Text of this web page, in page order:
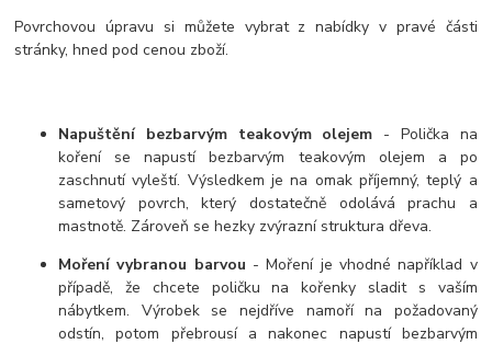
Povrchovou úpravu si můžete vybrat z nabídky v pravé části
stránky, hned pod cenou zboží.
Napuštění bezbarvým teakovým olejem - Polička na
koření se napustí bezbarvým teakovým olejem a po
zaschnutí vyleští. Výsledkem je na omak příjemný, teplý a
sametový povrch, který dostatečně odolává prachu a
mastnotě. Zároveň se hezky zvýrazní struktura dřeva.
Moření vybranou barvou - Moření je vhodné například v
případě, že chcete poličku na kořenky sladit s vaším
nábytkem. Výrobek se nejdříve namoří na požadovaný
odstín, potom přebrousí a nakonec napustí bezbarvým